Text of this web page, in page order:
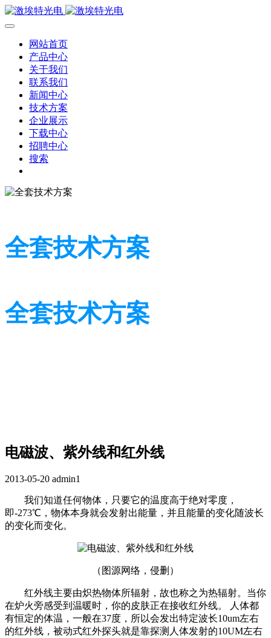
网站首页
产品中心
关于我们
联系我们
新闻中心
技术方案
企业展示
下载中心
招聘中心
搜索
全套技术方案
全套技术方案
电磁波、紫外线和红外线
2013-05-20 admin1
我们知道任何物体，只要它的温度高于绝对零度，
即-273℃，物体本身就会发射出能量，并且能量的变化随波长
的变化而变化。
（图源网络，侵删）
红外线主要由炽热物体所辐射，故也称之为热辐射。当你
在炉火旁感受到温暖时，你的皮肤正在接收红外线。 人体都
有恒定的体温，一般在37度，所以会发出特定波长10um左右
的红外线，被动式红外探头就是靠探测人体发射的10UM左右